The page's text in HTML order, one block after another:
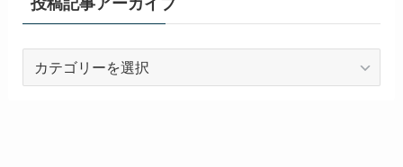
投稿記事アーカイブ